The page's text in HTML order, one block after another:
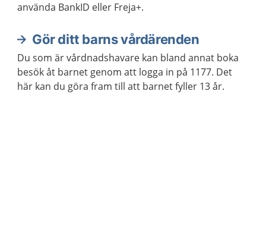
använda BankID eller Freja+.
Gör ditt barns vårdärenden
Du som är vårdnadshavare kan bland annat boka
besök åt barnet genom att logga in på 1177. Det
här kan du göra fram till att barnet fyller 13 år.